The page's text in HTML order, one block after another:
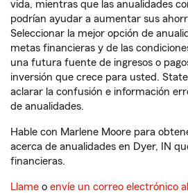
vida, mientras que las anualidades
podrían ayudar a aumentar sus
Seleccionar la mejor opción de
metas financieras y de las
una futura fuente de ingresos o
inversión que crece para usted.
aclarar la confusión e información
de anualidades.
Hable con Marlene Moore para
acerca de anualidades en Dyer, IN
financieras.
Llame o envíe un correo electrónico